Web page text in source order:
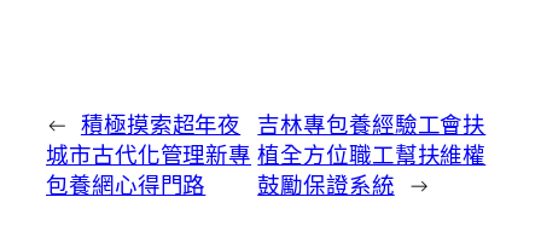
← 積極摸索超年夜
城市古代化管理新專
包養網心得門路
吉林專包養經驗工會扶
植全方位職工幫扶維權
鼓勵保證系統 →